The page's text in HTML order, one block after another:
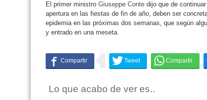
El primer ministro Giuseppe Conte dijo que de
apertura en las fiestas de fin de año, deben ser
epidemia en las próximas dos semanas, que según
y entrado en una meseta.
Lo que acabo de ver es..